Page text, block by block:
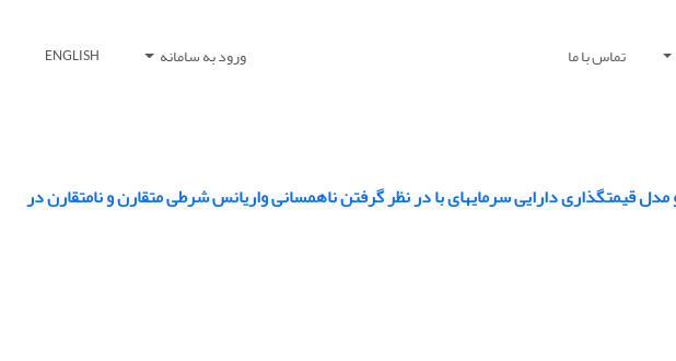
تماس با ما ورود به سامانه ENGLISH
مقایسۀ عملکرد مدل قیمت‎گذاری دارایی سرمایه‎ای استاندارد و مدل قیمت‎گذاری دارایی سرمایه‎ای با در نظر گرفتن ناهمسانی واریانس شرطی متقارن و نامتقارن در